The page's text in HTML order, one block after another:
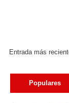
Entrada más
Populares